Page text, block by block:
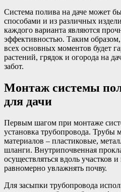
Система полива на даче может
способами и из различных
каждого варианта являются
эффективностью. Таким
всех основных моментов будет
растений, грядок и огорода на
забот.
Монтаж системы
для дачи
Первым шагом при монтаже
установка трубопровода. Трубы
материалов – пластиковые,
шланги. Внутрипочвенная
осуществляться вдоль участков
равномерно увлажнять почву.
Для засыпки трубопровода